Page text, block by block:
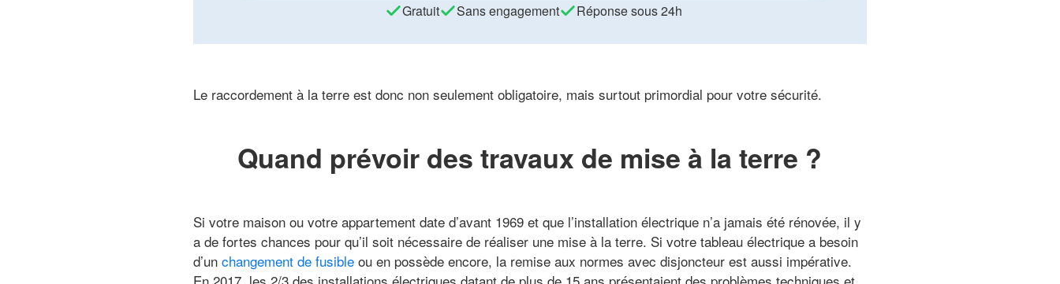
Gratuit Sans engagement Réponse sous 24h
Le raccordement à la terre est donc non seulement obligatoire, mais surtout primordial pour votre sécurité.
Quand prévoir des travaux de mise à la terre ?
Si votre maison ou votre appartement date d’avant 1969 et que l’installation électrique n’a jamais été rénovée, il y
a de fortes chances pour qu’il soit nécessaire de réaliser une mise à la terre. Si votre tableau électrique a besoin
d’un changement de fusibleou en possède encore, la remise aux normes avec disjoncteur est aussi impérative.